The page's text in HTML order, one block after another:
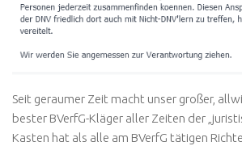
Seit geraumer Zeit macht unser großer,
bester BVerfG-Kläger aller Zeiten der
Kasten hat als alle am BVerfG tätigen